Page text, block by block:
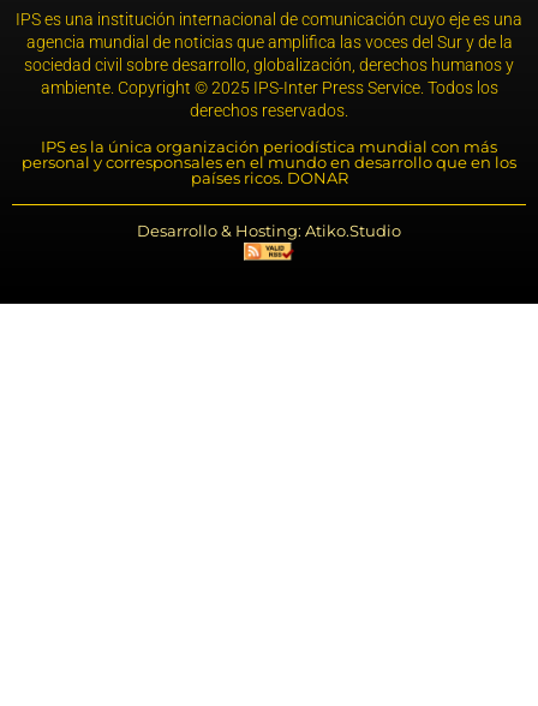
IPS es una institución internacional de comunicación cuyo eje es una
agencia mundial de noticias que amplifica las voces del Sur y de la
sociedad civil sobre desarrollo, globalización, derechos humanos y
ambiente. Copyright © 2025 IPS-Inter Press Service. Todos los
derechos reservados.
IPS es la única organización periodística mundial con más
personal y corresponsales en el mundo en desarrollo que en los
países ricos. DONAR
Desarrollo & Hosting: Atiko.Studio